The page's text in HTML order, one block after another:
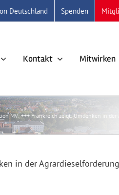
Deutschland Spenden
Kontakt Mitwirken
MV: +++ Frankreich zeigt: Umdenken in der
in der